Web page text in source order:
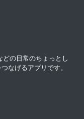
の日常のちょっとし
なげるアプリです。